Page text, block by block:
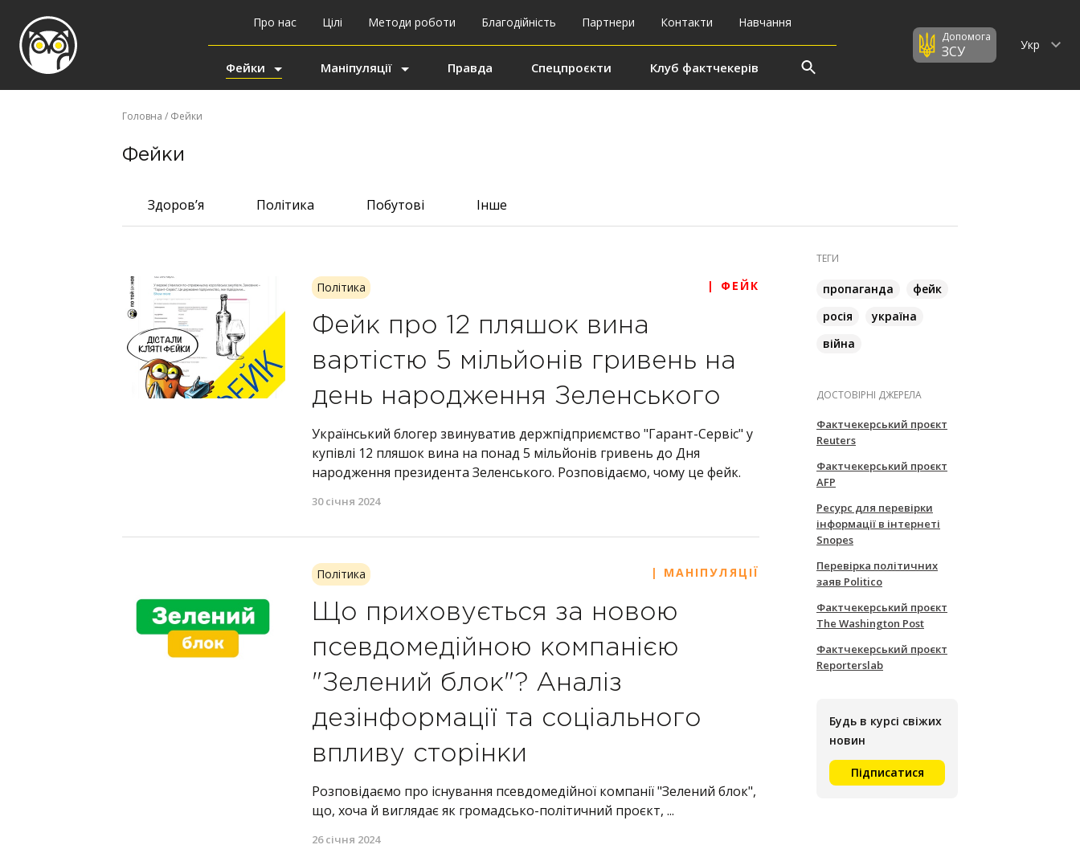
Про нас Цілі Методи роботи Благодійність Партнери Контакти Навчання
Фейки Маніпуляції Правда Спецпроєкти Клуб фактчекерів
Допомога
ЗСУ Укр
Головна / Фейки
Фейки
Здоров’я Політика Побутові Інше
Політика | ФЕЙК
Фейк про 12 пляшок вина
вартістю 5 мільйонів гривень на
день народження Зеленського
Український блогер звинуватив держпідприємство "Гарант-Сервіс" у
купівлі 12 пляшок вина на понад 5 мільйонів гривень до Дня
народження президента Зеленського. Розповідаємо, чому це фейк.
30 січня 2024
Політика | МАНІПУЛЯЦІЇ
Що приховується за новою
псевдомедійною компанією
"Зелений блок"? Аналіз
дезінформації та соціального
впливу сторінки
Розповідаємо про існування псевдомедійної компанії "Зелений блок",
що, хоча й виглядає як громадсько-політичний проєкт, ...
26 січня 2024
ТЕГИ
пропаганда
фейк
росія
україна
війна
ДОСТОВІРНІ ДЖЕРЕЛА
Фактчекерський проєкт
Reuters
Фактчекерський проєкт
AFP
Ресурс для перевірки
інформації в інтернеті
Snopes
Перевірка політичних
заяв Politico
Фактчекерський проєкт
The Washington Post
Фактчекерський проєкт
Reporterslab
Будь в курсі свіжих
новин
Підписатися